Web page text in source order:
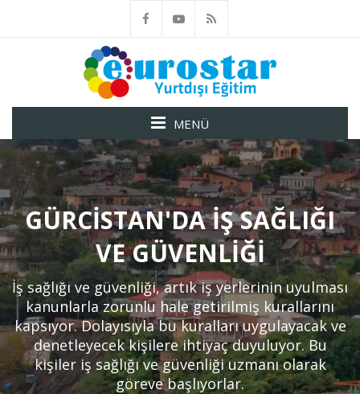
MENÜ
GÜRCISTAN'DA İŞ SAĞLIĞI
VE GÜVENLIĞI
İş sağlığı ve güvenliği, artık iş yerlerinin uyulması
kanunlarla zorunlu hale getirilmiş kurallarını
kapsıyor. Dolayısıyla bu kuralları uygulayacak ve
denetleyecek kişilere ihtiyaç duyuluyor. Bu
kişiler iş sağlığı ve güvenliği uzmanı olarak
göreve başlıyorlar.